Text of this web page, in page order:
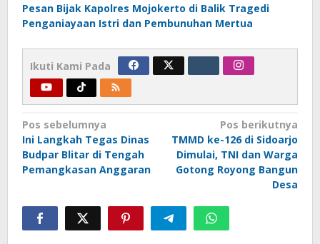
Pesan Bijak Kapolres Mojokerto di Balik Tragedi
Penganiayaan Istri dan Pembunuhan Mertua
Ikuti Kami Pada
Navigasi
pos
Pos sebelumnya
Ini Langkah Tegas Dinas
Budpar Blitar di Tengah
Pemangkasan Anggaran
Pos berikutnya
TMMD ke-126 di Sidoarjo
Dimulai, TNI dan Warga
Gotong Royong Bangun
Desa